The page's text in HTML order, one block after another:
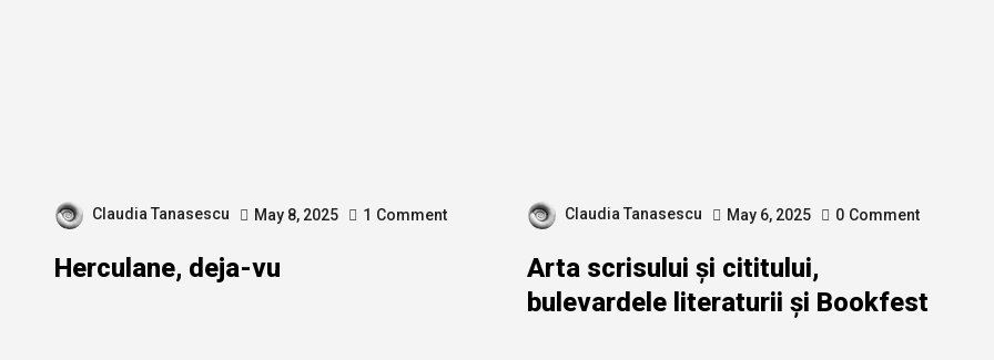
Claudia Tanasescu May 8, 2025 1 Comment
Herculane, deja-vu
Claudia Tanasescu May 6, 2025 0 Comment
Arta scrisului și cititului,
bulevardele literaturii și Bookfest